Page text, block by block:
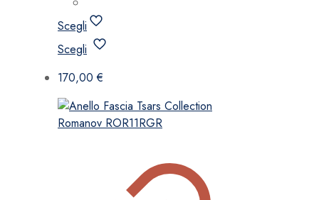
Scegli
Scegli Questo
ha
varianti.
Le
170,00€